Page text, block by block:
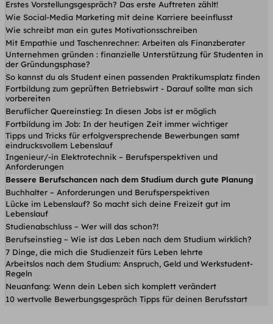
Erstes Vorstellungsgespräch? Das erste Auftreten zählt!
Wie Social-Media Marketing mit deine Karriere beeinflusst
Wie schreibt man ein gutes Motivationsschreiben
Mit Empathie und Taschenrechner: Arbeiten als Finanzberater
Unternehmen gründen : finanzielle Unterstützung für Studenten in
der Gründungsphase?
So kannst du als Student einen passenden Praktikumsplatz finden
Fortbildung zum geprüften Betriebswirt - Darauf sollte man sich
vorbereiten
Beruflicher Quereinstieg: In diesen Jobs ist er möglich
Fortbildung im Job: In der heutigen Zeit immer wichtiger
Tipps und Tricks für erfolgversprechende Bewerbungen samt
eindrucksvollem Lebenslauf
Ingenieur/-in Elektrotechnik – Berufsperspektiven und
Anforderungen
Bessere Berufschancen nach dem Studium durch gute Planung
Buchhalter – Anforderungen und Berufsperspektiven
Lücke im Lebenslauf? So macht sich deine Freizeit gut im
Lebenslauf
Studienabschluss ~ Wer will das schon?!
Berufseinstieg ~ Wie ist das Leben nach dem Studium wirklich?
7 Dinge, die mich die Studienzeit fürs Leben lehrte
Arbeitslos nach dem Studium: Anspruch, Geld und Werkstudent-
Regeln
Neuanfang: Wenn dein Leben sich komplett verändert
10 wertvolle Bewerbungsgespräch Tipps für deinen Berufsstart